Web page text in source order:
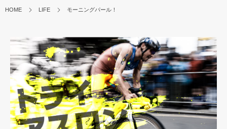
HOME LIFE モーニングパール！